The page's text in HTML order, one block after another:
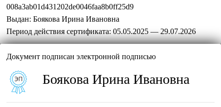
008a3ab01d431202de0046faa8b0ff25d9
Выдан: Боякова Ирина Ивановна
Период действия сертификата: 05.05.2025 — 29.07.2026
Документ подписан электронной подписью
Боякова Ирина Ивановна